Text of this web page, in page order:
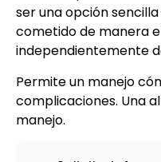
ser una opción
cometido de manera
independientemente
Permite un manejo
complicaciones. Una
manejo.